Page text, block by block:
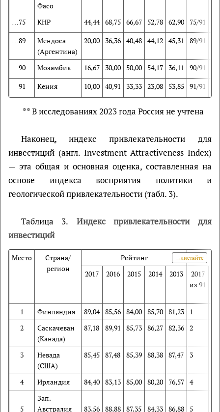
Фасо
…75 КНР 44,44 68,75 66,67 52,78 62,90 75/91
…89
Мендоса
(Аргентина)
20,00 36,36 40,48 44,12 45,31 89/91
90 Мозамбик 16,67 30,00 50,00 54,17 36,11 90/91
91 Кения 10,00 40,91 33,33 23,08 53,85 91/91
** В исследованиях 2023 года Россия не учтена
Наконец, индекс привлекательности для
инвестиций (англ. Investment Attractiveness Index)
— эта общая и основная оценка, составленная на
основе индекса восприятия политики и
геологической привлекательности (табл. 3).
Таблица 3. Индекс привлекательности для
инвестиций
Место
Страна/
регион
Рейтинг
2017
2016 2015 2014 2013
2017
из 91
1
Финляндия 89,04 85,56 84,00 85,70 81,23 1
2
Саскачеван
(Канада)
87,18 89,91 85,73 86,27 82,36 2
3
Невада
(США)
85,45 87,48 85,39 88,38 87,47 3
4 Ирландия 84,40 83,13 85,00 80,20 76,57 4
5
Зап.
Австралия
83,56 88,88 87,35 84,33 86,88 5